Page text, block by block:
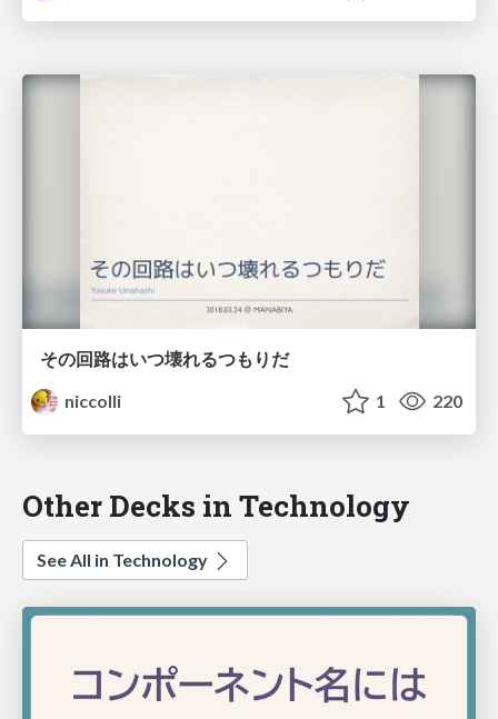
その回路はいつ壊れるつもりだ
niccolli
1 220
Other Decks in Technology
See All in Technology